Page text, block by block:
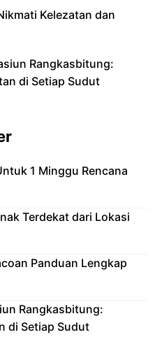
Kelezatan dan
Rangkasbitung:
di Setiap Sudut
1 Minggu Rencana
Terdekat dari Lokasi
Panduan Lengkap
Rangkasbitung:
di Setiap Sudut